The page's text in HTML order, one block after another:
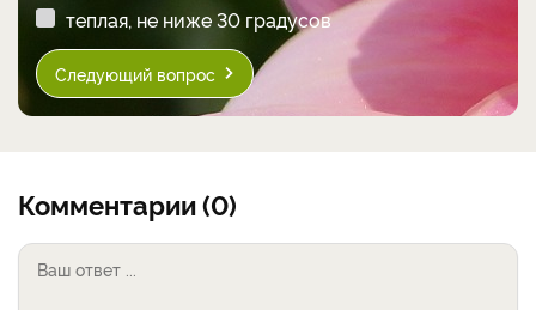
теплая, не ниже 30 градусов
Следующий вопрос
Комментарии (0)